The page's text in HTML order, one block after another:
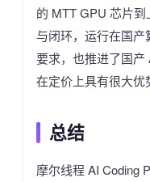
的 MTT GPU 芯片
与闭环，运行在国
要求，也推进了国
在定价上具有很大优
总结
摩尔线程 AI Coding